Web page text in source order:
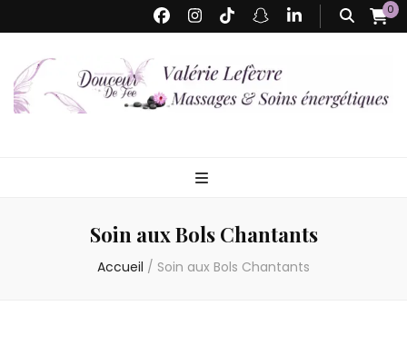
0
– Douceur de
Fée
Soin aux Bols Chantants
Accueil / Soin aux Bols Chantants